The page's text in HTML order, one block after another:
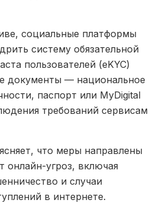
социальные платформы
систему обязательной
пользователей (eKYC)
документы — национальное
паспорт или MyDigital
требований сервисам
что меры направлены
онлайн-угроз, включая
и случаи
в интернете.